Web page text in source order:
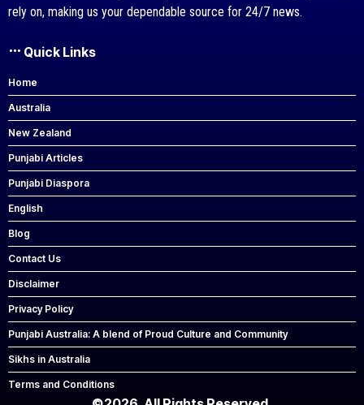
rely on, making us your dependable source for 24/7 news.
Quick Links
Home
Australia
New Zealand
Punjabi Articles
Punjabi Diaspora
English
Blog
Contact Us
Disclaimer
Privacy Policy
Punjabi Australia: A blend of Proud Culture and Community
Sikhs in Australia
Terms and Conditions